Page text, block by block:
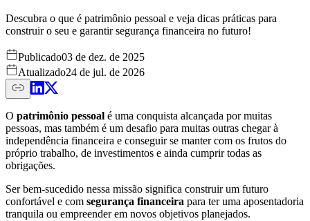
Descubra o que é patrimônio pessoal e veja dicas práticas para
construir o seu e garantir segurança financeira no futuro!
Publicado03 de dez. de 2025
Atualizado24 de jul. de 2026
O patrimônio pessoal é uma conquista alcançada por muitas
pessoas, mas também é um desafio para muitas outras chegar à
independência financeira e conseguir se manter com os frutos do
próprio trabalho, de investimentos e ainda cumprir todas as
obrigações.
Ser bem-sucedido nessa missão significa construir um futuro
confortável e com segurança financeira para ter uma aposentadoria
tranquila ou empreender em novos objetivos planejados.